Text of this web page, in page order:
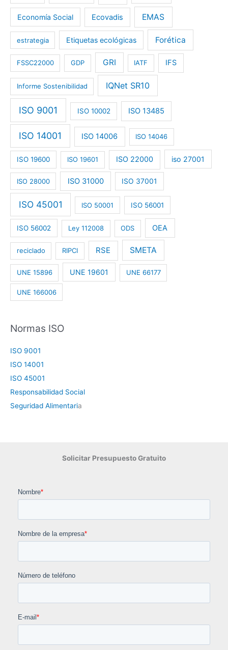
Economía Social Ecovadis EMAS
estrategia Etiquetas ecológicas Forética
FSSC22000 GDP GRI IATF IFS
Informe Sostenibilidad IQNet SR10
ISO 9001 ISO 10002 ISO 13485
ISO 14001 ISO 14006 ISO 14046
ISO 19600 ISO 19601 ISO 22000 iso 27001
ISO 28000 ISO 31000 ISO 37001
ISO 45001 ISO 50001 ISO 56001
ISO 56002 Ley 112008 ODS OEA
reciclado RIPCI RSE SMETA
UNE 15896 UNE 19601 UNE 66177
UNE 166006
Normas ISO
ISO 9001
ISO 14001
ISO 45001
Responsabilidad Social
Seguridad Alimentaria
Solicitar Presupuesto Gratuito